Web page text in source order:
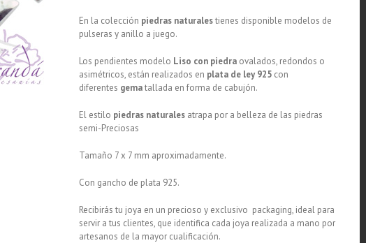
En la colección piedras naturalestienes disponible modelos de
pulseras y anillo a juego.
Los pendientes modelo Liso con piedra ovalados, redondos o
asimétricos, están realizados en plata de ley 925 con
diferentes gematallada en forma de cabujón.
El estilo piedras naturales atrapa por a belleza de las piedras
semi-Preciosas
Tamaño 7 x 7 mm aproximadamente.
Con gancho de plata 925.
Recibirás tu joya en un precioso y exclusivo packaging, ideal para
servir a tus clientes, que identifica cada joya realizada a mano por
artesanos de la mayor cualificación.